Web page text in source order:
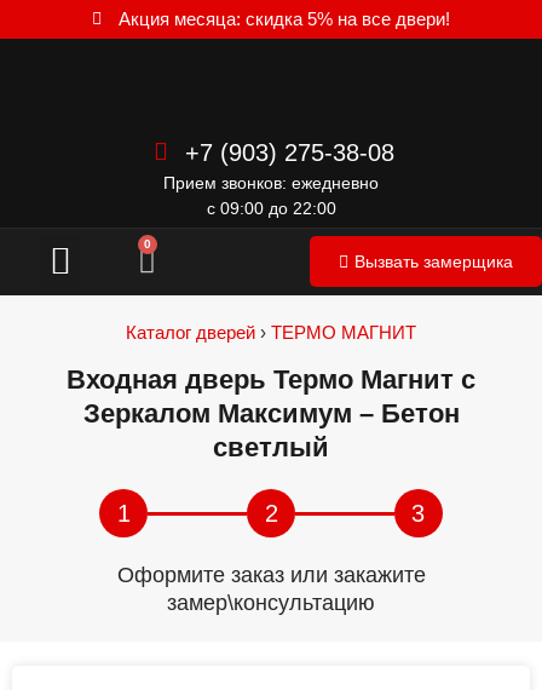
Акция месяца: скидка 5% на все двери!
+7 (903) 275-38-08
Прием звонков: ежедневно
с 09:00 до 22:00
0
Вызвать замерщика
Каталог дверей › ТЕРМО МАГНИТ
Входная дверь Термо Магнит с
Зеркалом Максимум – Бетон
светлый
1 2 3
Оформите заказ или закажите
замер\консультацию